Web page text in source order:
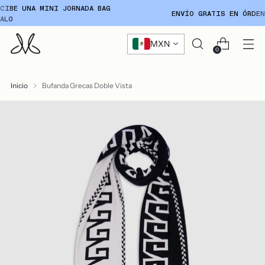
ENVÍO GRATIS EN ÓRDENES +4000 MXN
MXN
0
Inicio Bufanda Grecas Doble Vista